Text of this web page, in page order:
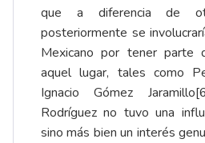
que a diferencia de
posteriormente se
Mexicano por tener parte
aquel lugar, tales como
Ignacio Gómez Jaramillo
Rodríguez no tuvo una
sino más bien un interés